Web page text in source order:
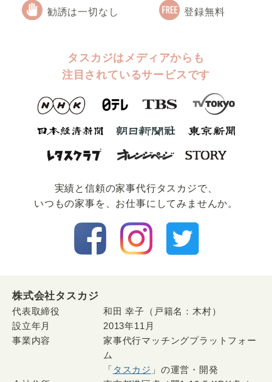
勧誘は一切なし 登録無料
タスカジはメディアからも
注目されているサービスです
実績と信頼の家事代⾏タスカジで、
いつもの家事を、お仕事にしてみませんか。
株式会社タスカジ
代表取締役
和田 幸子（戸籍名：木村）
設立年月
2013年11月
事業内容
家事代行マッチングプラットフォー
ム
「 タスカジ 」の運営・開発